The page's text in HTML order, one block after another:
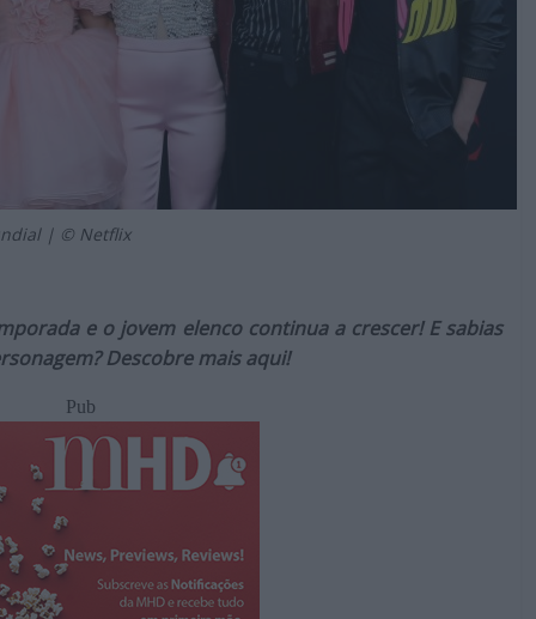
| © Netflix
e o jovem elenco continua a crescer! E sabias
Descobre mais aqui!
Pub